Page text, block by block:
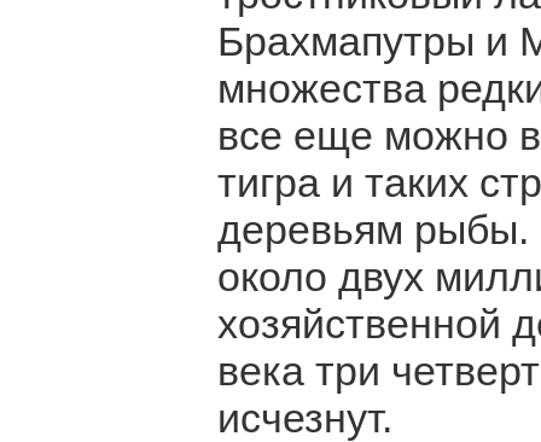
Брахмапутры и
множества
все еще можно
тигра и таких
деревьям рыбы.
около двух
хозяйственной
века три
исчезнут.